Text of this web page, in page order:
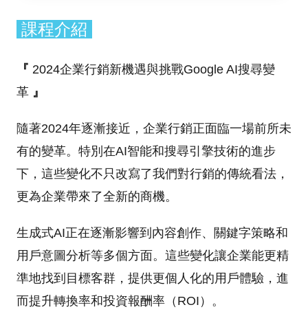
課程介紹
『 2024企業行銷新機遇與挑戰Google AI搜尋變
革 』
隨著2024年逐漸接近，企業行銷正面臨一場前所未
有的變革。特別在AI智能和搜尋引擎技術的進步
下，這些變化不只改寫了我們對行銷的傳統看法，
更為企業帶來了全新的商機。
生成式AI正在逐漸影響到內容創作、關鍵字策略和
用戶意圖分析等多個方面。這些變化讓企業能更精
準地找到目標客群，提供更個人化的用戶體驗，進
而提升轉換率和投資報酬率（ROI）。